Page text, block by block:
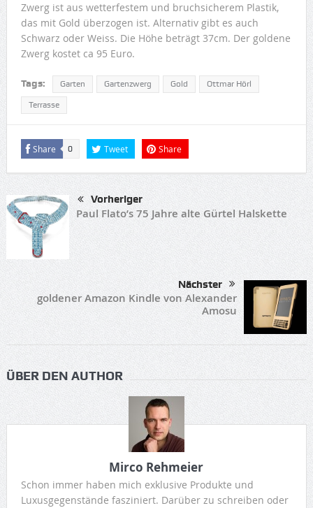
Zwerg ist aus wetterfestem und bruchsicherem Plastik,
das mit Gold überzogen ist. Alternativ gibt es auch
Schwarz oder Weiss. Die Höhe beträgt 37cm. Der goldene
Zwerg kostet ca 95 Euro.
Tags: Garten Gartenzwerg Gold Ottmar Hörl
Terrasse
Share 0 Tweet Share
Vorheriger
Paul Flato’s 75 Jahre alte Gürtel Halskette
Nächster
goldener Amazon Kindle von Alexander
Amosu
ÜBER DEN AUTHOR
Mirco Rehmeier
Schon immer haben mich exklusive Produkte und
Luxusgegenstände fasziniert. Darüber zu schreiben oder